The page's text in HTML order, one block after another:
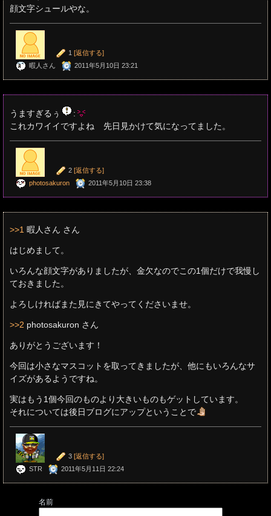
顔文字シュールやな。
1 [返信する]
暇人さん
2011年5月10日 23:21
うますぎるぅ
:
これカワイイですよね
先日見かけて気になってました。
2 [返信する]
photosakuron
2011年5月10日 23:38
>>1 暇人さん さん
はじめまして。
いろんな顔文字がありましたが、金欠なのでこの1個だけで我慢し
ておきました。
よろしければまた見にきてやってくださいませ。
>>2 photosakuron さん
ありがとうございます！
今回は小さなマスコットを取ってきましたが、他にもいろんなサ
イズがあるようですね。
実はもう1個今回のものより大きいものもゲットしています。
それについては後日ブログにアップということで
3 [返信する]
STR
2011年5月11日 22:24
名前